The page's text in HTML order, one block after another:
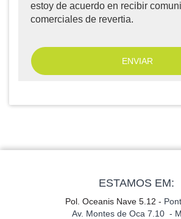
estoy de acuerdo en recibir
comerciales de revertia.
ESTAMOS EM:
Pol. Oceanis Nave 5.12 -
Av. Montes de Oca 7.10 -